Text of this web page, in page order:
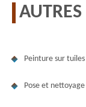
AUTRES
Peinture sur
Pose et